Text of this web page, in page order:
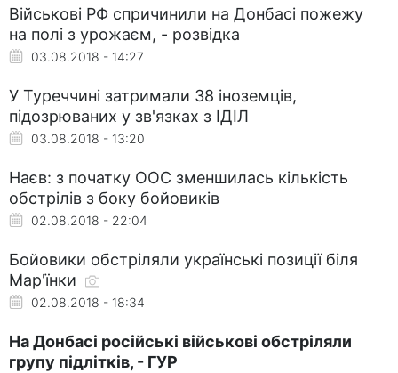
Військові РФ спричинили на Донбасі пожежу
на полі з урожаєм, - розвідка
03.08.2018 - 14:27
У Туреччині затримали 38 іноземців,
підозрюваних у зв'язках з ІДІЛ
03.08.2018 - 13:20
Наєв: з початку ООС зменшилась кількість
обстрілів з боку бойовиків
02.08.2018 - 22:04
Бойовики обстріляли українські позиції біля
Мар'їнки
02.08.2018 - 18:34
На Донбасі російські військові обстріляли
групу підлітків, - ГУР